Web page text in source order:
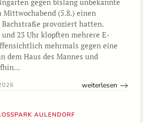
gegen bislang unbekannte
Mittwochabend (5.8.) einen
provoziert hatten.
23 Uhr klopften mehrere E-
mehrmals gegen eine
dem Haus des Mannes und
weiterlesen
AULENDORF